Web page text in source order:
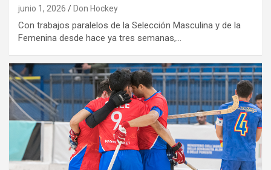
junio 1, 2026 Don Hockey
Con trabajos paralelos de la Selección Masculina y de la
Femenina desde hace ya tres semanas,…